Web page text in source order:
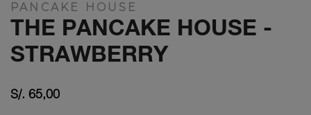
PANCAKE HOUSE
THE PANCAKE HOUSE -
STRAWBERRY
S/. 65,00